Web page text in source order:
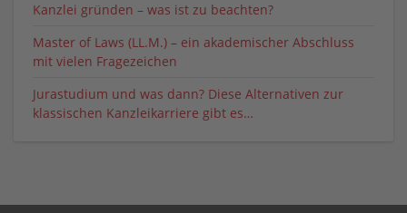
Kanzlei gründen – was ist zu beachten?
Master of Laws (LL.M.) – ein akademischer Abschluss
mit vielen Fragezeichen
Jurastudium und was dann? Diese Alternativen zur
klassischen Kanzleikarriere gibt es…